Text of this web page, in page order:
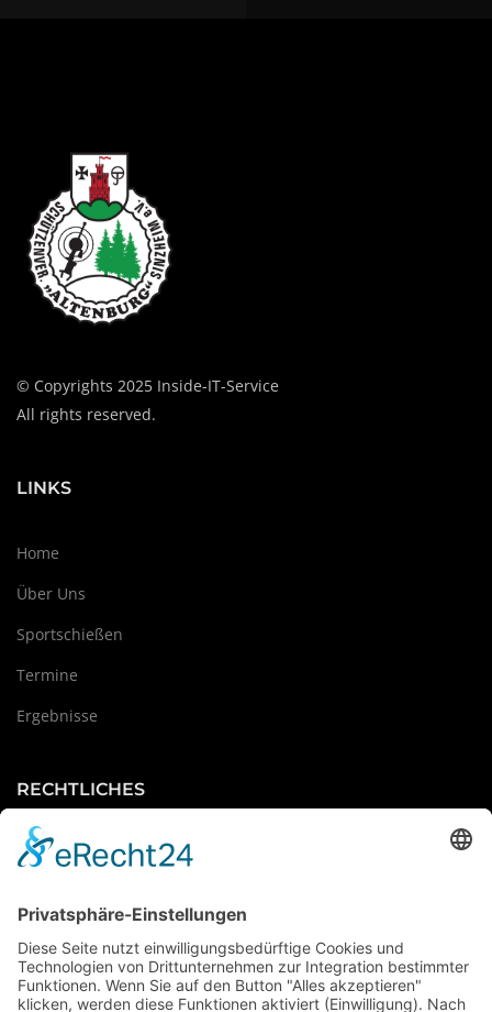
© Copyrights 2025 Inside-IT-Service
All rights reserved.
LINKS
Home
Über Uns
Sportschießen
Termine
Ergebnisse
RECHTLICHES
Impressum
Kontakt